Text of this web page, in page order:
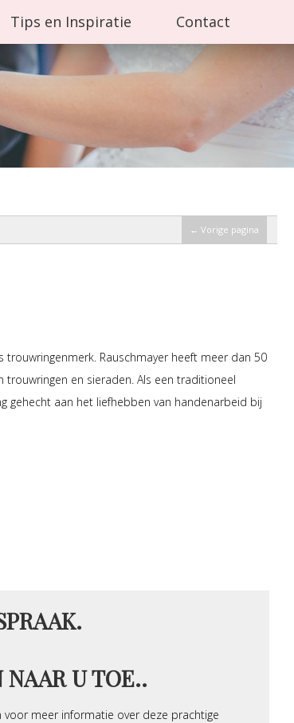
Tips en Inspiratie Contact
← Vorige pagina
trouwringenmerk. Rauschmayer heeft meer dan 50
trouwringen en sieraden. Als een traditioneel
gehecht aan het liefhebben van handenarbeid bij
NAAR U TOE..
meer informatie over deze prachtige